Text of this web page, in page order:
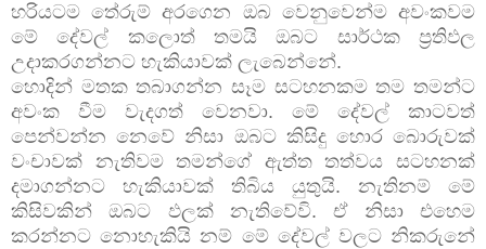
හරියටම තේරුම් අරගෙන ඔබ වෙනුවෙන්ම අවංකවම
මේ දේවල් කලොත් තමයි ඔබට සාර්ථක ප්‍රතිඵල
උදාකරගන්නට හැකියාවක් ලැබෙන්නේ.
හොදින් මතක තබාගන්න සෑම සටහනකම තම තමන්ට
අවංක වීම වැදගත් වෙනවා. මේ දේවල් කාටවත්
පෙන්වන්න නෙවේ නිසා ඔබට කිසිදු හොර බොරුවක්
වංචාවක් නැතිවම තමන්ගේ ඇත්ත තත්වය සටහනක්
දමාගන්නට හැකියාවක් තිබිය යුතුයි. නැතිනම් මේ
කිසිවකින් ඔබට ඵලක් නැතිවේවි. ඒ නිසා එහෙම
කරන්නට නොහැකියි නම් මේ දේවල් වලට නිකරුනේ